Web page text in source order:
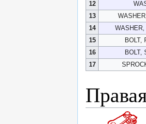
12
13
14
15
BOLT,
16
BOLT,
17